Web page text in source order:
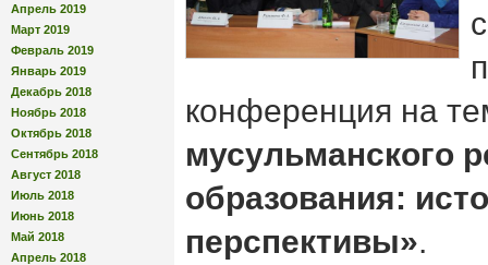
Апрель 2019
Март 2019
Февраль 2019
Январь 2019
Декабрь 2018
Ноябрь 2018
Октябрь 2018
Сентябрь 2018
Август 2018
Июль 2018
Июнь 2018
Май 2018
Апрель 2018
конференция на
мусульманского
образования:
перспективы».